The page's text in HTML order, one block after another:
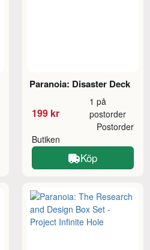
Paranoia: Disaster Deck
199 kr
1 på
postorder
Butiken
Postorder
Köp